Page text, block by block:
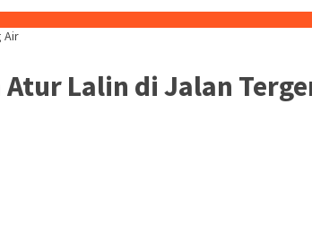
Air
Lalin di Jalan